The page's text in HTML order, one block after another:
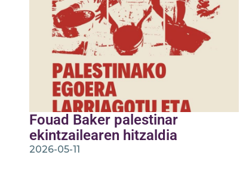
Fouad Baker palestinar
ekintzailearen hitzaldia
2026-05-11